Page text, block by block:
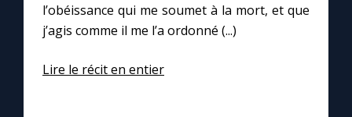
l’obéissance qui me soumet à la mort, et que
j’agis comme il me l’a ordonné (...)
Lire le récit en entier